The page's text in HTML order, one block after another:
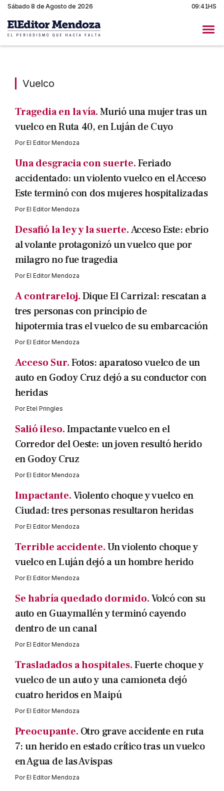
Sábado 8 de Agosto de 2026 09:41HS
Vuelco
Tragedia en la vía.Murió una mujer tras un
vuelco en Ruta 40, en Luján de Cuyo
PorEl Editor Mendoza
Una desgracia con suerte.Feriado
accidentado: un violento vuelco en el Acceso
Este terminó con dos mujeres hospitalizadas
PorEl Editor Mendoza
Desafió la ley y la suerte.Acceso Este: ebrio
al volante protagonizó un vuelco que por
milagro no fue tragedia
PorEl Editor Mendoza
A contrareloj.Dique El Carrizal: rescatan a
tres personas con principio de
hipotermia tras el vuelco de su embarcación
PorEl Editor Mendoza
Acceso Sur.Fotos: aparatoso vuelco de un
auto en Godoy Cruz dejó a su conductor con
heridas
PorEtel Pringles
Salió ileso.Impactante vuelco en el
Corredor del Oeste: un joven resultó herido
en Godoy Cruz
PorEl Editor Mendoza
Impactante.Violento choque y vuelco en
Ciudad: tres personas resultaron heridas
PorEl Editor Mendoza
Terrible accidente.Un violento choque y
vuelco en Luján dejó a un hombre herido
PorEl Editor Mendoza
Se habría quedado dormido.Volcó con su
auto en Guaymallén y terminó cayendo
dentro de un canal
PorEl Editor Mendoza
Trasladados a hospitales.Fuerte choque y
vuelco de un auto y una camioneta dejó
cuatro heridos en Maipú
PorEl Editor Mendoza
Preocupante. Otro grave accidente en ruta
7: un herido en estado crítico tras un vuelco
en Agua de las Avispas
PorEl Editor Mendoza